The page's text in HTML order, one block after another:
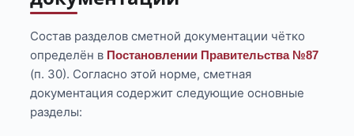
Состав разделов сметной документации чётко
определён в Постановлении Правительства №87
(п. 30). Согласно этой норме, сметная
документация содержит следующие основные
разделы: